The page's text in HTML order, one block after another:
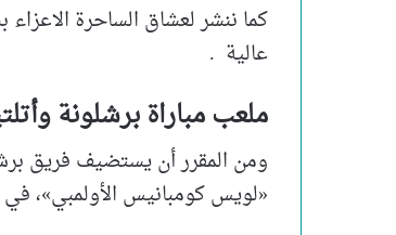
كما ننشر لعشاق الساحرة
عالية .
ملعب مباراة برشلونة
ومن المقرر أن يستضيف فريق
«لويس كومبانيس الأولمبي»، في إطار الجولة الـ18 من مسابقة